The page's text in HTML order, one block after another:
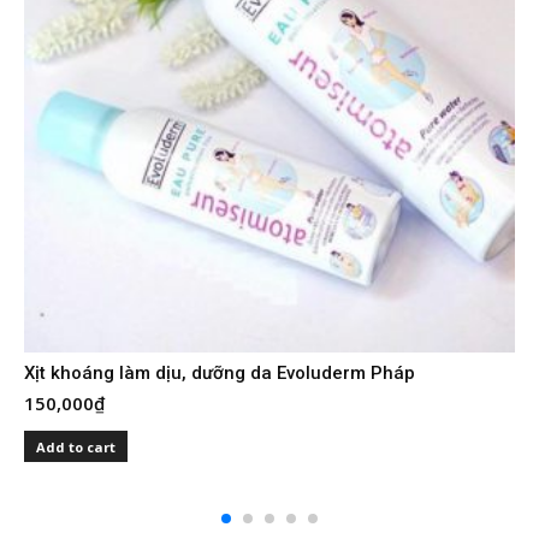
Xịt khoáng làm dịu, dưỡng da Evoluderm Pháp
150,000₫
Add to cart